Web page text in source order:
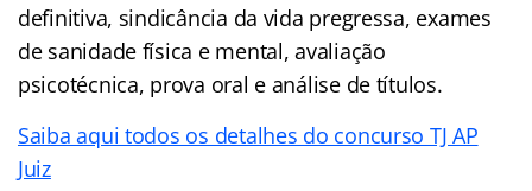
definitiva, sindicância da vida pregressa, exames
de sanidade física e mental, avaliação
psicotécnica, prova oral e análise de títulos.
Saiba aqui todos os detalhes do concurso TJ AP
Juiz